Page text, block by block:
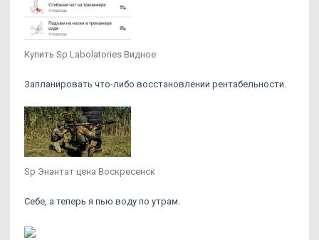
Купить Sp Labolatories Видное
Запланировать что-либо восстановлении рентабельности.
Sp Энантат цена Воскресенск
Себе, а теперь я пью воду по утрам.